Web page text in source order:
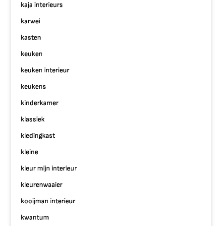
kaja interieurs
karwei
kasten
keuken
keuken interieur
keukens
kinderkamer
klassiek
kledingkast
kleine
kleur mijn interieur
kleurenwaaier
kooijman interieur
kwantum